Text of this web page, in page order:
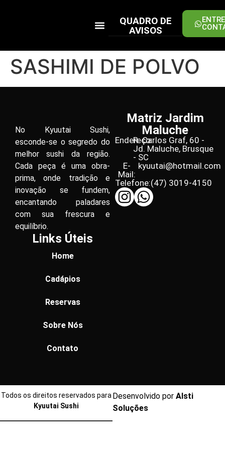
QUADRO DE
AVISOS
SASHIMI DE POLVO
No Kyuutai Sushi,
esconde-se o segredo do
melhor sushi da região.
Cada peça é uma obra-
prima, onde tradição e
inovação se fundem,
encantando paladares
com sua frescura e
equilíbrio.
Links Úteis
Home
Cadápios
Reservas
Sobre Nós
Contato
Matriz Jardim
Maluche
Endereço:
R. Carlos Graf, 60 -
Jd. Maluche, Brusque
- SC
E-
Mail:
kyuutai@hotmail.com
Telefone:(47) 3019-4150
Todos os direitos reservados para
Kyuutai Sushi
Desenvolvido por Alsti
Soluções